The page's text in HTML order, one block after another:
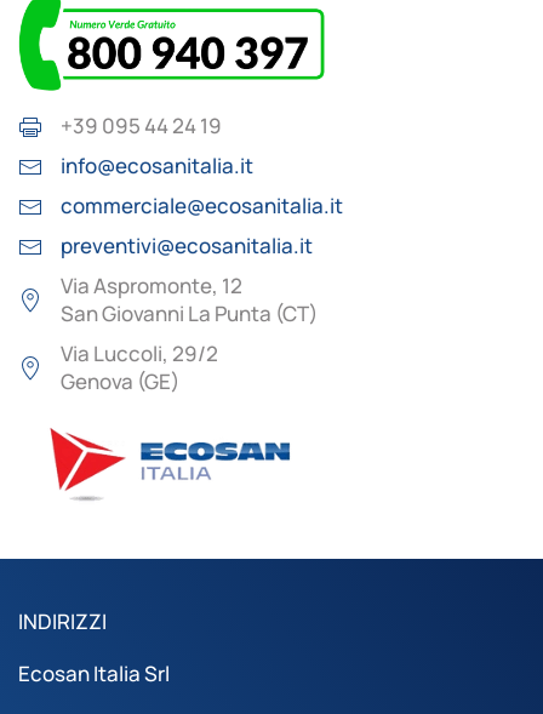
+39 095 44 24 19
info@ecosanitalia.it
commerciale@ecosanitalia.it
preventivi@ecosanitalia.it
Via Aspromonte, 12
San Giovanni La Punta (CT)
Via Luccoli, 29/2
Genova (GE)
INDIRIZZI
Ecosan Italia Srl